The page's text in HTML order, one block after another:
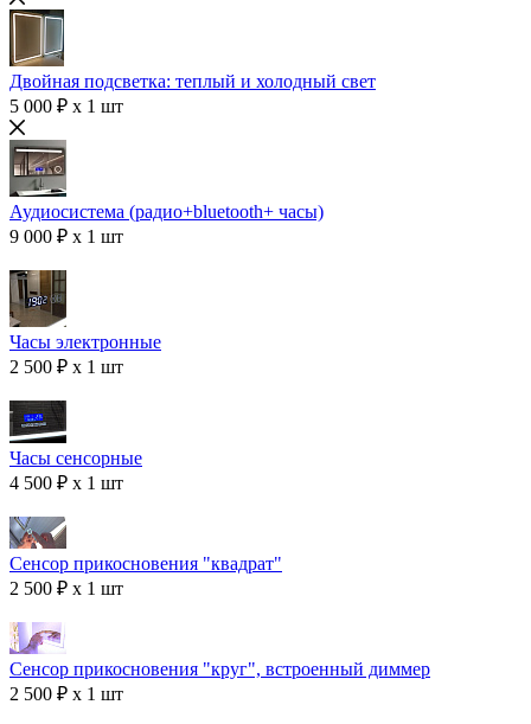
Двойная подсветка: теплый и холодный свет
5 000 ₽ x 1 шт
Аудиосистема (радио+bluetooth+ часы)
9 000 ₽ x 1 шт
Часы электронные
2 500 ₽ x 1 шт
Часы сенсорные
4 500 ₽ x 1 шт
Сенсор прикосновения "квадрат"
2 500 ₽ x 1 шт
Сенсор прикосновения "круг", встроенный диммер
2 500 ₽ x 1 шт